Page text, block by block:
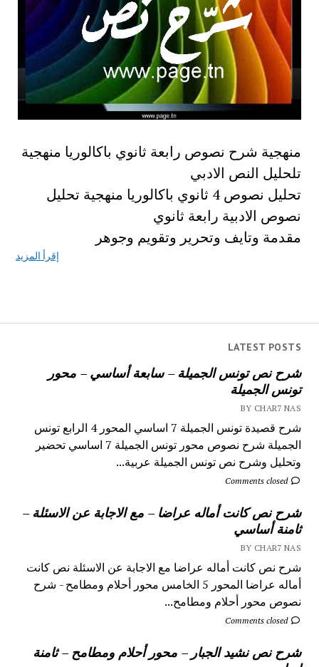
LATEST POSTS
شرح نص تونس الجميلة – سابعة أساسي – محور
تونس الجميلة
BY CHAR7 NAS
شرح قصيدة تونس الجميلة 7 اساسي المحور 4 الرابع تونس
الجميلة شرح نصوص محور تونس الجميلة 7 اساسي تحضير
وتحليل وشرح نص تونس الجميلة عربية...
Comments closed
شرح نص كانت أماله عراضا – مع الاجابة عن الاسئلة –
ثامنة أساسي
BY CHAR7 NAS
شرح نص كانت أماله عراضا مع الاجابة عن الاسئلة نص كانت
أماله عراضا المحور 5 الخامس محور أحلام ومطامح - شرح
نصوص محور أحلام ومطامح...
Comments closed
شرح نص نشيد الجبار – محور أحلام ومطامح – ثامنة
منهجية شرح نصوص رابعة ثانوي باكالوريا منهجية
تلحليل النص الادبي
تحليل نصوص 4 ثانوي باكالوريا منهجية تحليل
نصوص الادبية رابعة ثانوي
مقدمة وتايف وتحرير وتقويم وجوهر
إقرأ المزيد